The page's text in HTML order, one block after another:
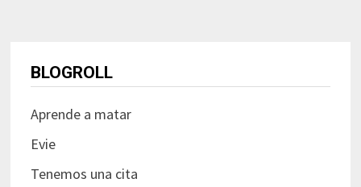
BLOGROLL
Aprende a matar
Evie
Tenemos una cita